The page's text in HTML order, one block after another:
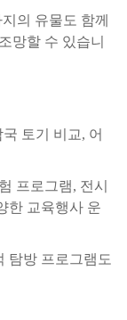
의 유물도 함께
망할 수 있습니
토기 비교, 어
프로그램, 전시
한 교육행사 운
탐방 프로그램도